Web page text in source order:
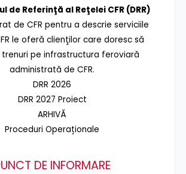
de Referinţă al Reţelei CFR (DRR)
de CFR pentru a descrie serviciile
le oferă clienţilor care doresc să
pe infrastructura feroviară
administrată de CFR.
DRR 2026
DRR 2027 Proiect
ARHIVĂ
Proceduri Operaționale
DE INFORMARE